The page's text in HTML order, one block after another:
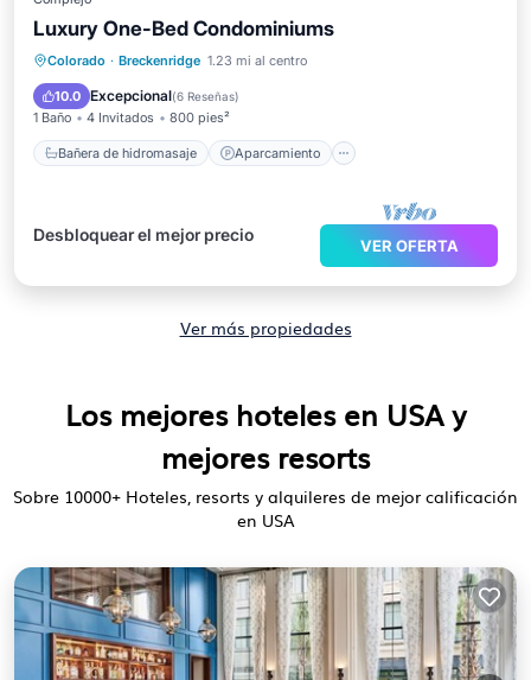
Luxury One-Bed Condominiums
Colorado · Breckenridge 1.23 mi al centro
10.0 Excepcional(6 Reseñas)
1 Baño 4 Invitados 800 pies²
Bañera de hidromasaje Aparcamiento
Bañera de hidromasaje
Aparcamiento
Piscina
Esquí
Desbloquear el mejor precio
VER OFERTA
Ver más propiedades
Los mejores hoteles en USA y
mejores resorts
Sobre 10000+ Hoteles, resorts y alquileres de mejor calificación
en USA